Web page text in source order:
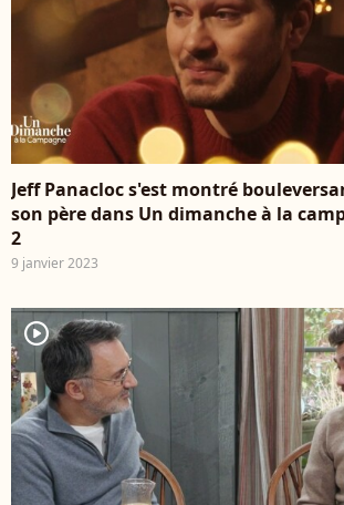
Jeff Panacloc s'est montré
son père dans Un dimanche à la
2
9 janvier 2023
player2